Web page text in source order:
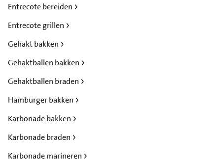
Entrecote bereiden
Entrecote grillen
Gehakt bakken
Gehaktballen bakken
Gehaktballen braden
Hamburger bakken
Karbonade bakken
Karbonade braden
Karbonade marineren